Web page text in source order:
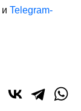
и Telegram-